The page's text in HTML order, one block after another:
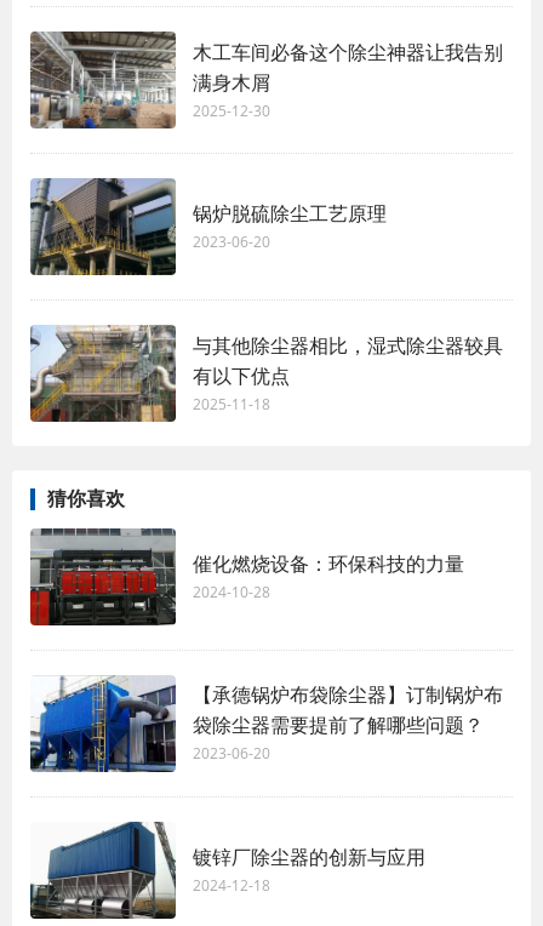
木工车间必备这个除尘神器让我告别
满身木屑
2025-12-30
锅炉脱硫除尘工艺原理
2023-06-20
与其他除尘器相比，湿式除尘器较具
有以下优点
2025-11-18
猜你喜欢
催化燃烧设备：环保科技的力量
2024-10-28
【承德锅炉布袋除尘器】订制锅炉布
袋除尘器需要提前了解哪些问题？
2023-06-20
镀锌厂除尘器的创新与应用
2024-12-18